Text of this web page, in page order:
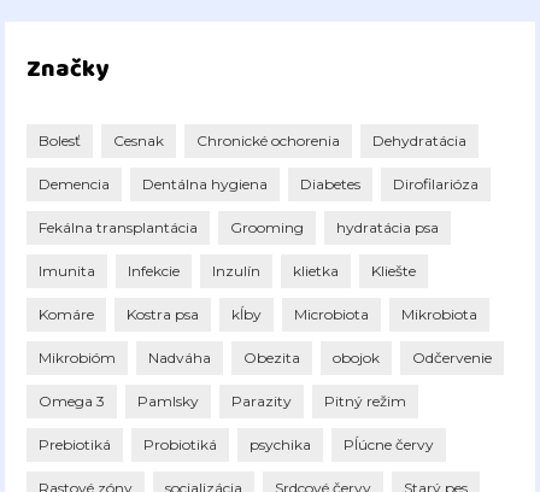
Značky
Bolesť Cesnak Chronické ochorenia Dehydratácia
Demencia Dentálna hygiena Diabetes Dirofilarióza
Fekálna transplantácia Grooming hydratácia psa
Imunita Infekcie Inzulín klietka Kliešte
Komáre Kostra psa kĺby Microbiota Mikrobiota
Mikrobióm Nadváha Obezita obojok Odčervenie
Omega 3 Pamlsky Parazity Pitný režim
Prebiotiká Probiotiká psychika Pĺúcne červy
Rastové zóny socializácia Srdcové červy Starý pes